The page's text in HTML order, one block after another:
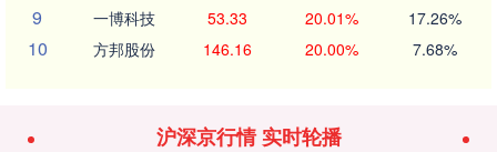
9 一博科技 53.33 20.01% 17.26%
10 方邦股份 146.16 20.00% 7.68%
沪深京行情 实时轮播